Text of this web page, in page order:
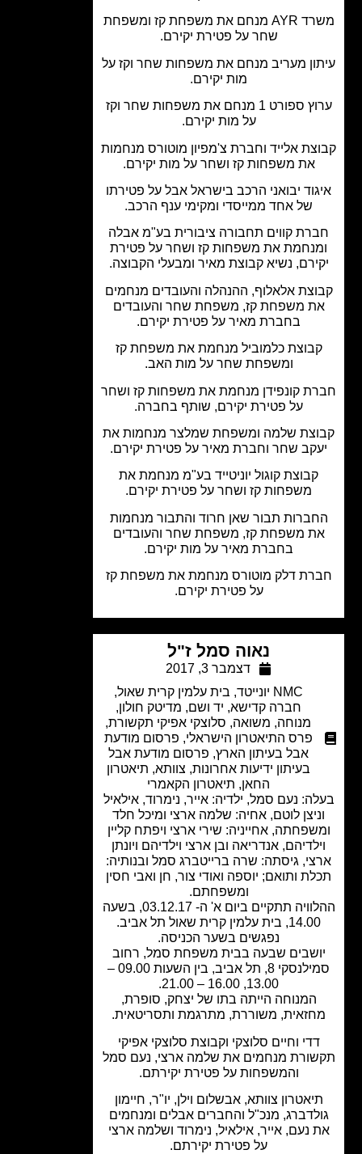
משרד AYR מנחם את משפחת קז ומשפחת
שחר על פטירת יקירם.
מעריב מנחם את משפחות שחר וקז על
מות יקירם.
ערוץ ספורט 1 מנחם את משפחות שחר וקז
על מות יקירם.
אלייד וחברת צ'מפיון מוטורס מנחמות
את משפחות קז ושחר על מות יקירם.
יבואני הרכב בישראל אבל על פטירתו
של אחד ממייסדי ומקימי ענף הרכב.
קווים תחבורה ציבורית בע"מ אבלה
את משפחות קז ושחר על פטירת
נשיא קבוצת מאיר ומבעלי הקבוצה.
אלאלוף, ההנהלה והעובדים מנחמים
משפחת קז, משפחת שחר והעובדים
בחברת מאיר על פטירת יקירם.
כלמוביל מנחמת את משפחת קז
ומשפחת שחר על מות האב.
קונפידן מנחמת את משפחות קז ושחר
על פטירת יקירם, שותף בחברה.
שלמה ומשפחת שמלצר מנחמות את
שחר וחברת מאיר על פטירת יקירם.
קבוצת קוגול יוניטייד בע"מ מנחמת את
משפחות קז ושחר על פטירת יקירם.
תבור שאן חרוד והתבור מנחמות
משפחת קז, משפחת שחר והעובדים
בחברת מאיר על מות יקירם.
דלק מוטורס מנחמת את משפחת קז
על פטירת יקירם.
נאוה סמל ז"ל
דצמבר 3, 2017
, בית עלמין קרית שאול,
חברה קדישא,יד ושם, מדיטק חולון,
משואה,סלוצקי אפיקי תקשורת,
פרס התיאטרון הישראלי,פרסום מודעת
אבל בעיתון הארץ,פרסום מודעת אבל
בעיתון ידיעות אחרונות,צוותא,תיאטרון
תיאטרון הקאמרי
נעם סמל, ילדיה: אייר, נימרוד, אילאיל
לוטם, אחיה: שלמה ארצי ומיכל חלד
אחייניה: שירי ארצי ויפתח קליין
אנדריאה ובן ארצי וילדיהם ויונתן
גיסתה: שרה ברייטברג סמל ובנותיה:
ותואם; יוספה ואודי צור, חן ואבי חסין
ומשפחתם.
ההלוויה תתקיים ביום א' ה- 03.12.17, בשעה
14.00, בית עלמין קרית שאול תל אביב.
נפגשים בשער הכניסה.
שבעה בבית משפחת סמל, רחוב
סמילנסקי 8, תל אביב, בין השעות 09.00 –
המנוחה הייתה בתו של יצחק, סופרת,
משוררת, מתרגמת ותסריטאית.
דדי וחיים סלוצקי וקבוצת סלוצקי אפיקי
מנחמים את שלמה ארצי, נעם סמל
והמשפחות על פטירת יקירתם.
צוותא, אבשלום וילן, יו"ר, חיימון
מנכ"ל והחברים אבלים ומנחמים
נעם, אייר, אילאיל, נימרוד ושלמה ארצי
על פטירת יקירתם.